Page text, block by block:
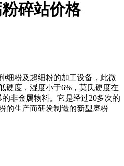
碎站价格
细粉及超细粉的加工设备，此微
硬度，湿度小于6%，莫氏硬度在
非金属物料。它是经过20多次的
的生产而研发制造的新型磨粉